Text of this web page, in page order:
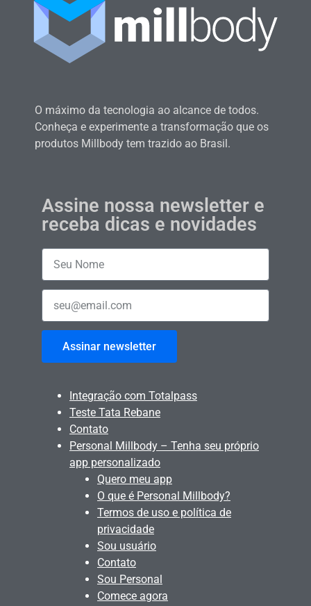
O máximo da tecnologia ao alcance de todos.
Conheça e experimente a transformação que os
produtos Millbody tem trazido ao Brasil.
Assine nossa newsletter e
receba dicas e novidades
Assinar newsletter
Integração com Totalpass
Teste Tata Rebane
Contato
Personal Millbody – Tenha seu próprio
app personalizado
Quero meu app
O que é Personal Millbody?
Termos de uso e política de
privacidade
Sou usuário
Contato
Sou Personal
Comece agora